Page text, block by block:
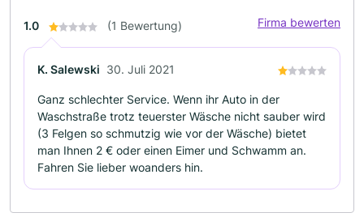
1.0 (1 Bewertung) Firma bewerten
K. Salewski 30. Juli 2021
Ganz schlechter Service. Wenn ihr Auto in der
Waschstraße trotz teuerster Wäsche nicht sauber wird
(3 Felgen so schmutzig wie vor der Wäsche) bietet
man Ihnen 2 € oder einen Eimer und Schwamm an.
Fahren Sie lieber woanders hin.